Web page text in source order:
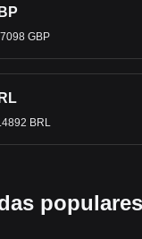
GBP
BRL